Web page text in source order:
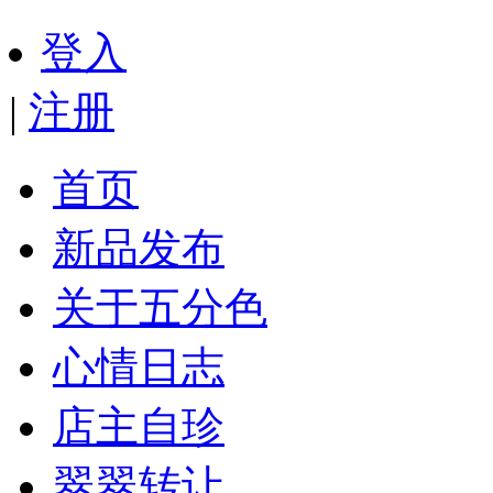
登入
| 注册
首页
新品发布
关于五分色
心情日志
店主自珍